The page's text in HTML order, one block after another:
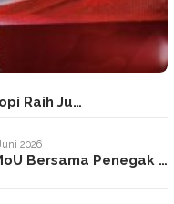
Raih Ju…
2026
Bersama Penegak …